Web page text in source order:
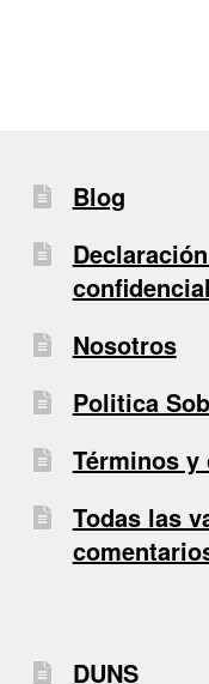
Blog
Nosotros
Politica
Términos
Todas las
DUNS